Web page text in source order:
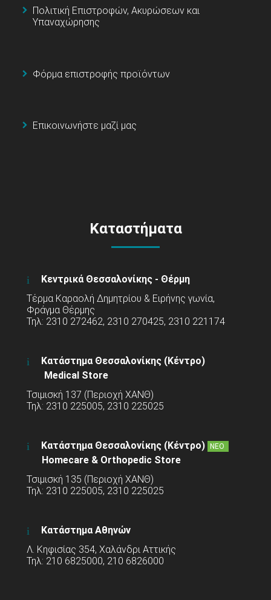
Πολιτική Επιστροφών, Ακυρώσεων και
Υπαναχώρησης
Φόρμα επιστροφής προϊόντων
Επικοινωνήστε μαζί μας
Καταστήματα
Κεντρικά Θεσσαλονίκης - Θέρμη
Τέρμα Καραολή Δημητρίου & Ειρήνης γωνία,
Φράγμα Θέρμης
Τηλ: 2310 272462, 2310 270425, 2310 221174
Κατάστημα Θεσσαλονίκης (Κέντρο)
Medical Store
Τσιμισκή 137 (Περιοχή ΧΑΝΘ)
Τηλ: 2310 225005, 2310 225025
Κατάστημα Θεσσαλονίκης (Κέντρο) ΝΕΟ
Homecare & Orthopedic Store
Τσιμισκή 135 (Περιοχή ΧΑΝΘ)
Τηλ: 2310 225005, 2310 225025
Κατάστημα Αθηνών
Λ. Κηφισίας 354, Χαλάνδρι Αττικής
Τηλ: 210 6825000, 210 6826000